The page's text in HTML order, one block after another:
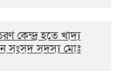
কেন্দ্র হতে খাদ্য
সংসদ সদস্য মোঃ